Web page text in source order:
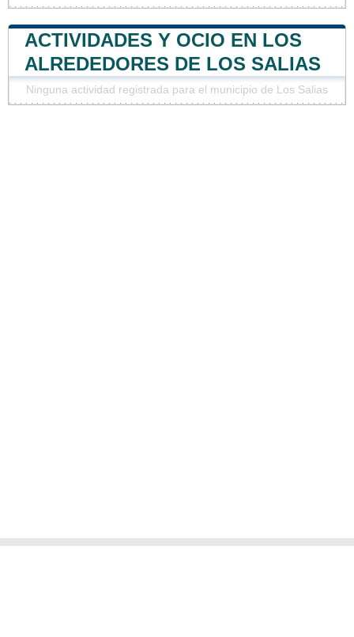
ACTIVIDADES Y OCIO EN LOS
ALREDEDORES DE LOS SALIAS
Ninguna actividad registrada para el municipio de Los Salias